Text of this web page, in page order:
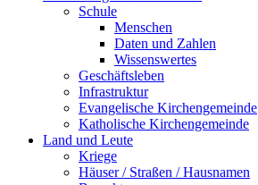
Schule
Menschen
Daten und Zahlen
Wissenswertes
Geschäftsleben
Infrastruktur
Evangelische Kirchengemeinde
Katholische Kirchengemeinde
Land und Leute
Kriege
Häuser / Straßen / Hausnamen